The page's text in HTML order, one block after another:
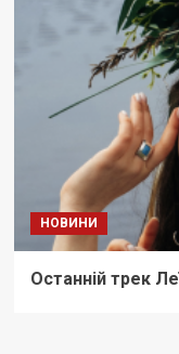
НОВИНИ
Останній трек